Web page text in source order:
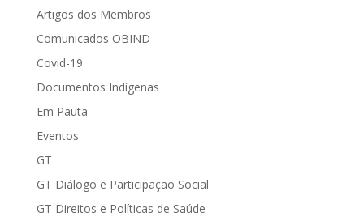
Artigos dos Membros
Comunicados OBIND
Covid-19
Documentos Indígenas
Em Pauta
Eventos
GT
GT Diálogo e Participação Social
GT Direitos e Políticas de Saúde